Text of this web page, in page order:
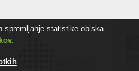
spremljanje statistike obiska.